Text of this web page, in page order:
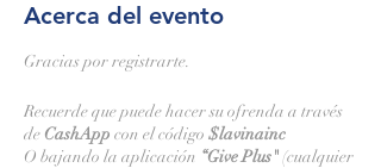
Acerca del evento
Gracias por registrarte.
Recuerde que puede hacer su ofrenda a través
de CashApp con el código $lavinainc
O bajando la aplicación “Give Plus"(cualquier